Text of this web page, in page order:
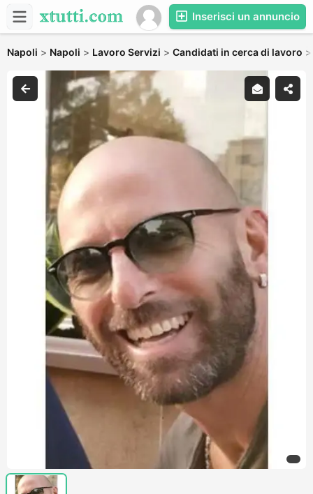
Inserisci un annuncio
Napoli > Napoli > Lavoro Servizi > Candidati in cerca di lavoro